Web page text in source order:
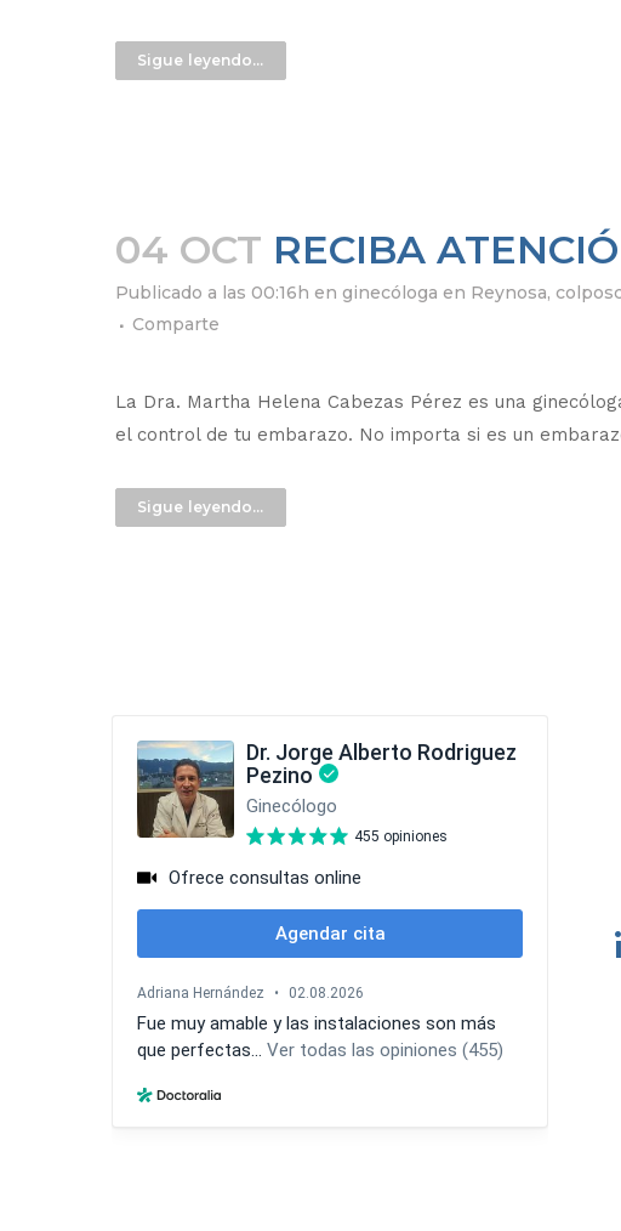
Sigue leyendo...
04 OCT RECIBA
Publicado a las 00:16h en ginecóloga en Reynosa,
Comparte
La Dra. Martha Helena Cabezas Pérez es una
el control de tu embarazo. No importa si es un
Sigue leyendo...